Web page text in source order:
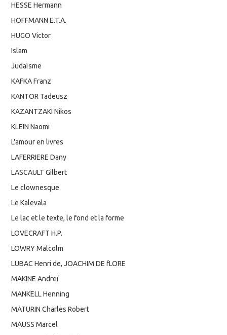
HESSE Hermann
HOFFMANN E.T.A.
HUGO Victor
Islam
Judaïsme
KAFKA Franz
KANTOR Tadeusz
KAZANTZAKI Nikos
KLEIN Naomi
L'amour en livres
LAFERRIERE Dany
LASCAULT Gilbert
Le clownesque
Le Kalevala
Le lac et le texte, le fond et la forme
LOVECRAFT H.P.
LOWRY Malcolm
LUBAC Henri de, JOACHIM DE fLORE
MAKINE Andreï
MANKELL Henning
MATURIN Charles Robert
MAUSS Marcel